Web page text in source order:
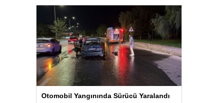
Otomobil Yangınında Sürücü Yaralandı